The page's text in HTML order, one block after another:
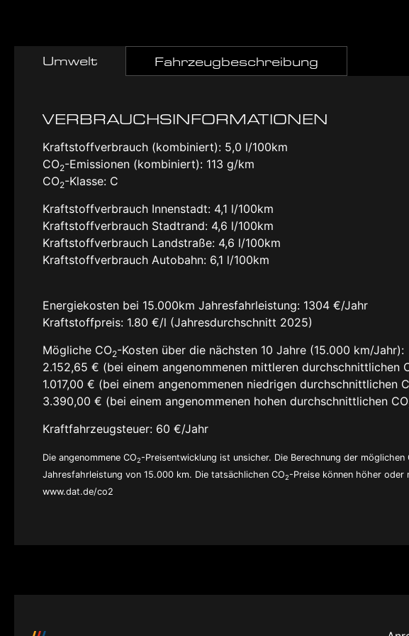
Umwelt Fahrzeugbeschreibung
VERBRAUCHSINFORMATIONEN
Kraftstoffverbrauch (kombiniert): 5,0 l/100km
CO2-Emissionen (kombiniert): 113 g/km
CO2-Klasse: C
Kraftstoffverbrauch Innenstadt: 4,1 l/100km
Kraftstoffverbrauch Stadtrand: 4,6 l/100km
Kraftstoffverbrauch Landstraße: 4,6 l/100km
Kraftstoffverbrauch Autobahn: 6,1 l/100km
Energiekosten bei 15.000km Jahresfahrleistung: 1304 €/Jahr
Kraftstoffpreis: 1.80 €/l (Jahresdurchschnitt 2025)
Mögliche CO2-Kosten über die nächsten 10 Jahre (15.000 km/Jahr):
2.152,65 € (bei einem angenommenen mittleren durchschnittlichen
1.017,00 € (bei einem angenommenen niedrigen durchschnittlichen
3.390,00 € (bei einem angenommenen hohen durchschnittlichen CO
Kraftfahrzeugsteuer: 60 €/Jahr
Die angenommene CO2-Preisentwicklung ist unsicher. Die Berechnung der möglichen
Jahresfahrleistung von 15.000 km. Die tatsächlichen CO2-Preise können höher oder
www.dat.de/co2